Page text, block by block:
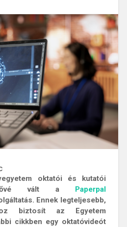
oktatói és kutatói
vált a
Paperpal
Ennek legteljesebb,
biztosít az Egyetem
cikkben egy oktatóvideót